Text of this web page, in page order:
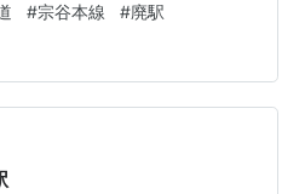
スタンプ） 接 続 ： なし駅
営業形態： 無人駅廃止日 ：
地 ： 北海道天塩郡幌延町訪
キング参加中駅・駅舎ランキ
参加中鉄道趣味 ランキング
#宗谷本線 #廃駅